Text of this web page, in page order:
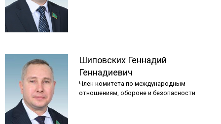
Шиповских Геннадий
Геннадиевич
Член комитета по международным
отношениям, обороне и безопасности